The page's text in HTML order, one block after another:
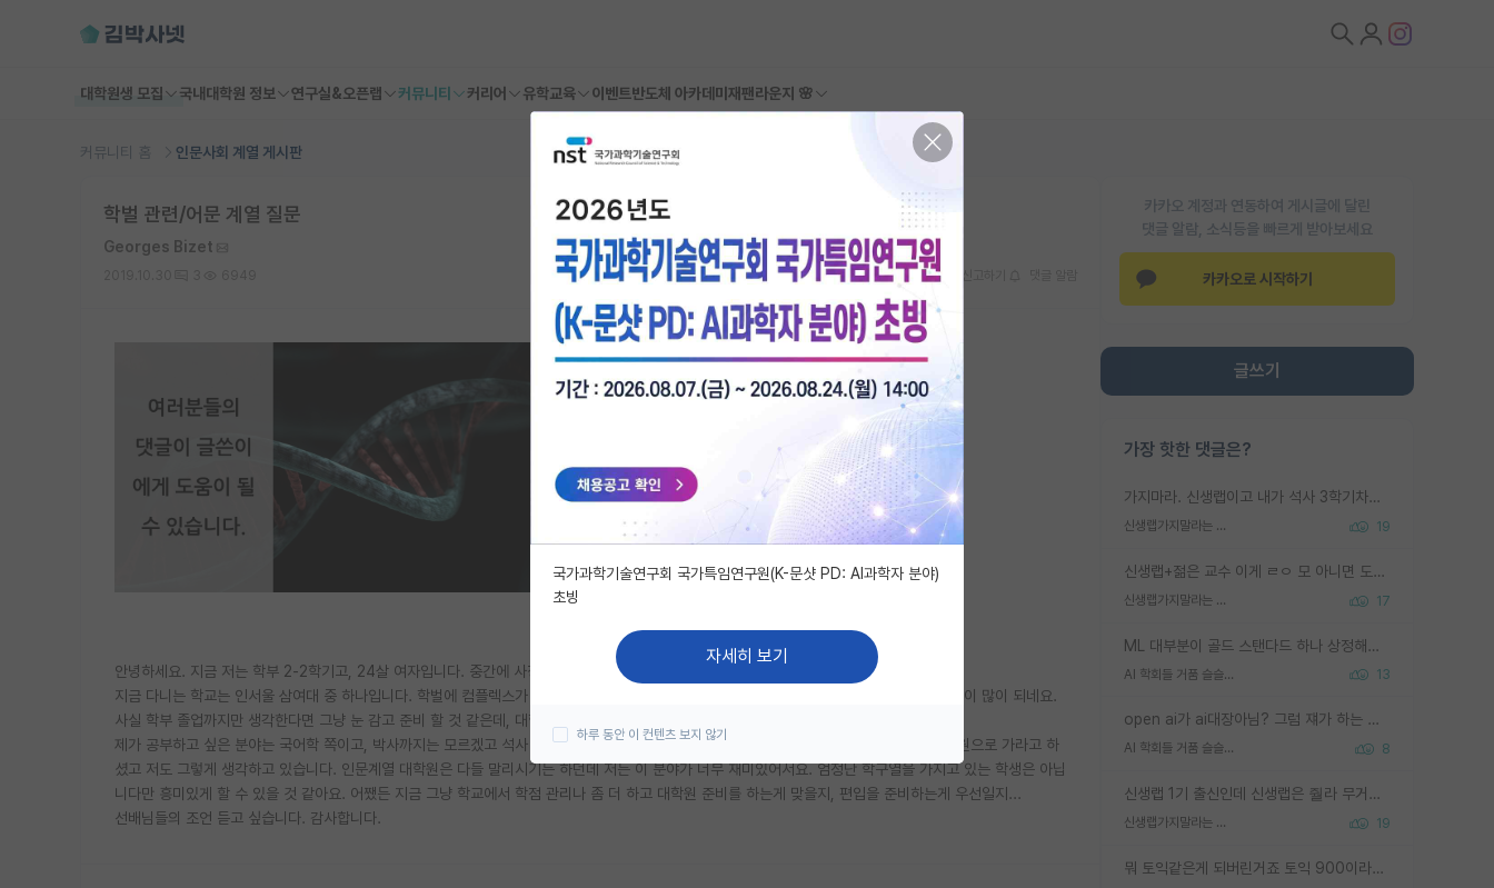
대학원생 모집 국내대학원 정보 연구실&오픈랩 커뮤니티 커리어 유학교육 이벤트반도체 아카데미 재팬라운지 🌸
커뮤니티 홈 인문사회 계열 게시판
카카오 계정과 연동하여 게시글에 달린
댓글 알람, 소식등을 빠르게 받아보세요
카카오로 시작하기
글쓰기
가장 핫한 댓글은?
가지마라. 신생랩이고 내가 석사 3학기차인데 최고참인데 나도 아무것도 모르는데 교수가 후배들 왜 논문 교육 안시키냐. 논문 왜 안 써오냐 닦달한다
신생랩가지말라는 이유가 있었구나 19
신생랩+젊은 교수 이게 ㄹㅇ 모 아니면 도인듯.
신생랩가지말라는 이유가 있었구나 17
ML 대부분이 골드 스탠다드 하나 상정해놓고 (벤치마크 데이터셋이 여러 개면 여러 개 상정) 그거 얼마나 잘 맞추나 싸움임 가끔 번뜩이는 설계 철학을 보여주는 논문들도 있지만 대부분 그거 성적 얼마나 더 올리느라에 혈안이 되어 있는 측면이 잇음
AI 학회들 거품 슬슬 지적이 나오네요 13
open ai가 ai대장아님? 그럼 쟤가 하는 말이 다 맞겠네
AI 학회들 거품 슬슬 지적이 나오네요 8
신생랩 1기 출신인데 신생랩은 줠라 무거운 바벨 같은거임. 들면 대박인데 못들면 깔려 죽음. 아무도 알려주지 않는 환경에서 자생해야하지만, 일단 살아남았다면 그 어떤 사람보다 악착같고 생존력 높은 사람으로 거듭날 수 있음
신생랩가지말라는 이유가 있었구나 19
뭐 토익같은게 되버린거죠 토익 900이라고 영어잘하는건 아닙니다만 잘하는사람은 다 900을 넘는 그런
학벌 관련/어문 계열 질문
Georges Bizet
스크랩
안녕하세요. 지금 저는 학부 2-2학기고, 24살 여자입니다. 중간에 사정이 있어서 진학을 좀 늦게 했습니다.
지금 다니는 학교는 인서울 삼여대 중 하나입니다. 학벌에 컴플렉스가 있어서 내년에 휴학하고 편입 준비를 하려고 했는데, 나이가 있어서 고민이 많이 되네요.
사실 학부 졸업까지만 생각한다면 그냥 눈 감고 준비 할 것 같은데, 대학원 생각도 있어서... 어떤 선택이 현명할지 잘 모르겠습니다.
제가 공부하고 싶은 분야는 국어학 쪽이고, 박사까지는 모르겠고 석사 졸업 후 관련 기관에서 일 하고 싶은데요. 교수님께서 무조건 SKY 대학원으로 가라고 하
셨고 저도 그렇게 생각하고 있습니다. 인문계열 대학원은 다들 말리시기는 하던데 저는 이 분야가 너무 재미있어서요. 엄청난 학구열을 가지고 있는 학생은 아닙
니다만 흥미있게 할 수 있을 것 같아요. 어쨌든 지금 그냥 학교에서 학점 관리나 좀 더 하고 대학원 준비를 하는게 맞을지, 편입을 준비하는게 우선일지...
선배님들의 조언 듣고 싶습니다. 감사합니다.
국가과학기술연구회 국가특임연구원(K-문샷 PD: AI과학자 분야)
초빙
자세히 보기
하루 동안 이 컨텐츠 보지 않기